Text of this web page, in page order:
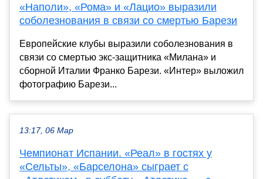
«Наполи», «Рома» и «Лацио» выразили
соболезнования в связи со смертью Барези
Европейские клубы выразили соболезнования в
связи со смертью экс-защитника «Милана» и
сборной Италии Франко Барези. «Интер» выложил
фотографию Барези...
13:17, 06 Мар
Чемпионат Испании. «Реал» в гостях у
«Сельты», «Барселона» сыграет с